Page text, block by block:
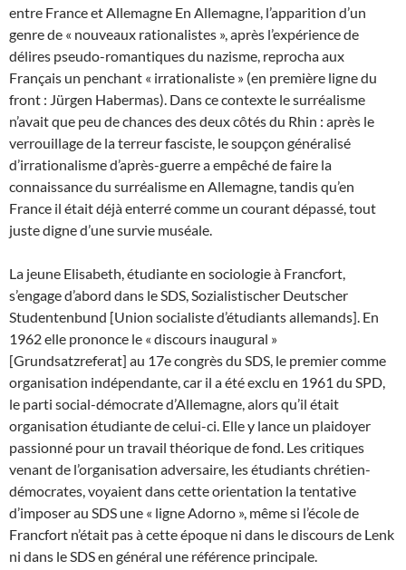
entre France et Allemagne En Allemagne, l’apparition d’un
genre de « nouveaux rationalistes », après l’expérience de
délires pseudo-romantiques du nazisme, reprocha aux
Français un penchant « irrationaliste » (en première ligne du
front : Jürgen Habermas). Dans ce contexte le surréalisme
n’avait que peu de chances des deux côtés du Rhin : après le
verrouillage de la terreur fasciste, le soupçon généralisé
d’irrationalisme d’après-guerre a empêché de faire la
connaissance du surréalisme en Allemagne, tandis qu’en
France il était déjà enterré comme un courant dépassé, tout
juste digne d’une survie muséale.
La jeune Elisabeth, étudiante en sociologie à Francfort,
s’engage d’abord dans le SDS, Sozialistischer Deutscher
Studentenbund [Union socialiste d’étudiants allemands]. En
1962 elle prononce le « discours inaugural »
[Grundsatzreferat] au 17e congrès du SDS, le premier comme
organisation indépendante, car il a été exclu en 1961 du SPD,
le parti social-démocrate d’Allemagne, alors qu’il était
organisation étudiante de celui-ci. Elle y lance un plaidoyer
passionné pour un travail théorique de fond. Les critiques
venant de l’organisation adversaire, les étudiants chrétien-
démocrates, voyaient dans cette orientation la tentative
d’imposer au SDS une « ligne Adorno », même si l’école de
Francfort n’était pas à cette époque ni dans le discours de Lenk
ni dans le SDS en général une référence principale.